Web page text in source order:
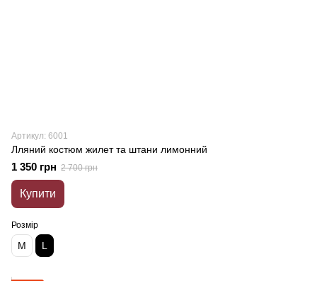
Артикул: 6001
Лляний костюм жилет та штани лимонний
1 350 грн 2 700 грн
Купити
Розмір
M L